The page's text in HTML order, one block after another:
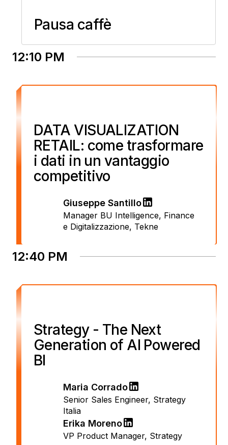
Pausa caffè
12:10 PM
DATA VISUALIZATION
RETAIL: come trasformare
i dati in un vantaggio
competitivo
Giuseppe Santillo
Manager BU Intelligence, Finance
e Digitalizzazione, Tekne
12:40 PM
Strategy - The Next
Generation of AI Powered
BI
Maria Corrado
Senior Sales Engineer, Strategy
Italia
Erika Moreno
VP Product Manager, Strategy